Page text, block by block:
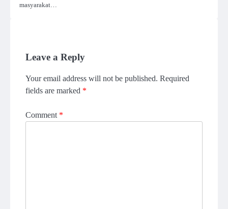
masyarakat…
Leave a Reply
Your email address will not be published. Required
fields are marked *
Comment *